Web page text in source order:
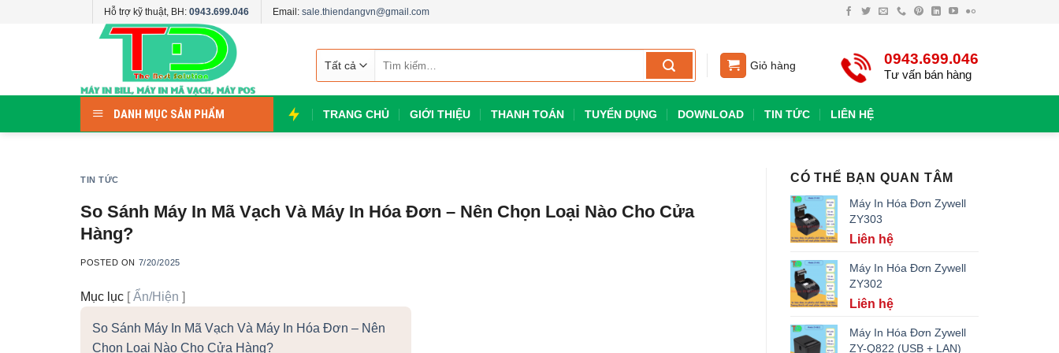
Hỗ trợ kỹ thuật, BH: 0943.699.046 Email: sale.thiendangvn@gmail.com
kiếm:
Giỏ hàng 0943.699.046
Tư vấn bán hàng
DANH MỤC SẢN PHẨM TRANG CHỦ GIỚI THIỆU THANH TOÁN TUYỂN DỤNG DOWNLOAD TIN TỨC LIÊN HỆ
TIN TỨC
So Sánh Máy In Mã Vạch Và Máy In Hóa Đơn – Nên Chọn Loại Nào Cho Cửa
Hàng?
POSTED ON 7/20/2025
Mục lục [Ẩn/Hiện ]
So Sánh Máy In Mã Vạch Và Máy In Hóa Đơn – Nên
Chọn Loại Nào Cho Cửa Hàng?
CÓ THỂ BẠN QUAN TÂM
Máy In Hóa Đơn Zywell
ZY303
Liên hệ
Máy In Hóa Đơn Zywell
ZY302
Liên hệ
Máy In Hóa Đơn Zywell
ZY-Q822 (USB + LAN)